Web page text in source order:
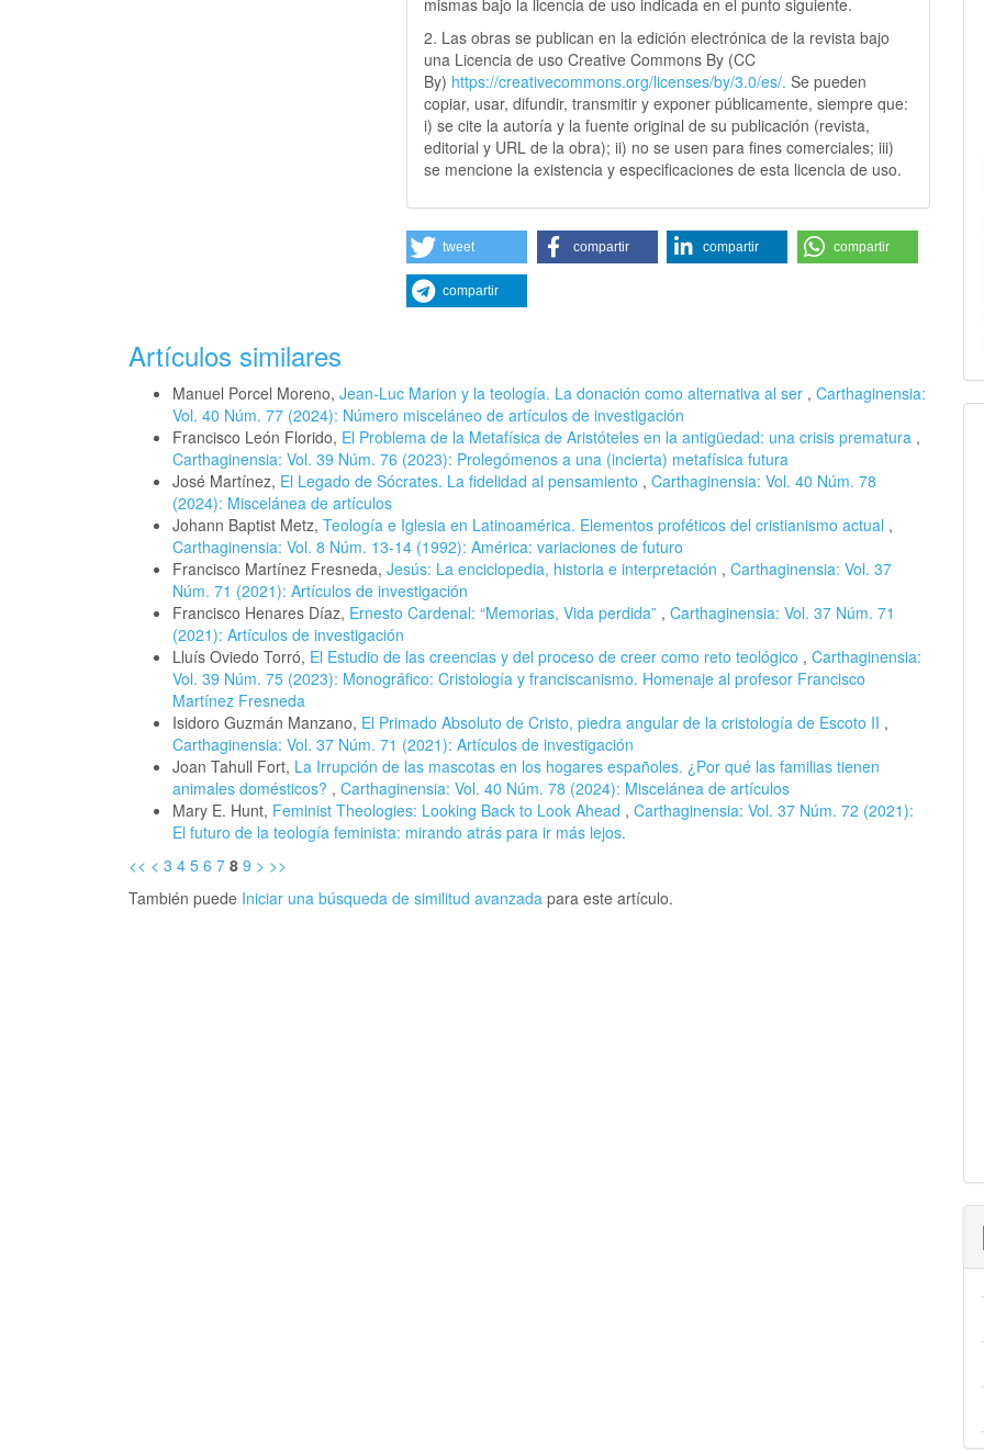
2. Las obras se publican en la edición electrónica de la revista bajo
una Licencia de uso Creative Commons By (CC
By) https://creativecommons.org/licenses/by/3.0/es/.Se pueden
copiar, usar, difundir, transmitir y exponer públicamente, siempre que:
i) se cite la autoría y la fuente original de su publicación (revista,
editorial y URL de la obra); ii) no se usen para fines comerciales; iii)
se mencione la existencia y especificaciones de esta licencia de uso.
tweet compartir compartir compartir
compartir
Artículos similares
Manuel Porcel Moreno, Jean-Luc Marion y la teología. La donación como alternativa al ser , Carthaginensia:
Vol. 40 Núm. 77 (2024): Número misceláneo de artículos de investigación
Francisco León Florido, El Problema de la Metafísica de Aristóteles en la antigüedad: una crisis prematura ,
Carthaginensia: Vol. 39 Núm. 76 (2023): Prolegómenos a una (incierta) metafísica futura
José Martínez, El Legado de Sócrates. La fidelidad al pensamiento , Carthaginensia: Vol. 40 Núm. 78
(2024): Miscelánea de artículos
Johann Baptist Metz, Teología e Iglesia en Latinoamérica. Elementos proféticos del cristianismo actual ,
Carthaginensia: Vol. 8 Núm. 13-14 (1992): América: variaciones de futuro
Francisco Martínez Fresneda, Jesús: La enciclopedia, historia e interpretación , Carthaginensia: Vol. 37
Núm. 71 (2021): Artículos de investigación
Francisco Henares Díaz, Ernesto Cardenal: “Memorias, Vida perdida” , Carthaginensia: Vol. 37 Núm. 71
(2021): Artículos de investigación
Lluís Oviedo Torró, El Estudio de las creencias y del proceso de creer como reto teológico , Carthaginensia:
Vol. 39 Núm. 75 (2023): Monográfico: Cristología y franciscanismo. Homenaje al profesor Francisco
Martínez Fresneda
Isidoro Guzmán Manzano, El Primado Absoluto de Cristo, piedra angular de la cristología de Escoto II ,
Carthaginensia: Vol. 37 Núm. 71 (2021): Artículos de investigación
Joan Tahull Fort, La Irrupción de las mascotas en los hogares españoles. ¿Por qué las familias tienen
animales domésticos? , Carthaginensia: Vol. 40 Núm. 78 (2024): Miscelánea de artículos
Mary E. Hunt, Feminist Theologies: Looking Back to Look Ahead , Carthaginensia: Vol. 37 Núm. 72 (2021):
El futuro de la teología feminista: mirando atrás para ir más lejos.
<< < 3 4 5 6 7 8 9 > >>
También puede Iniciar una búsqueda de similitud avanzada para este artículo.